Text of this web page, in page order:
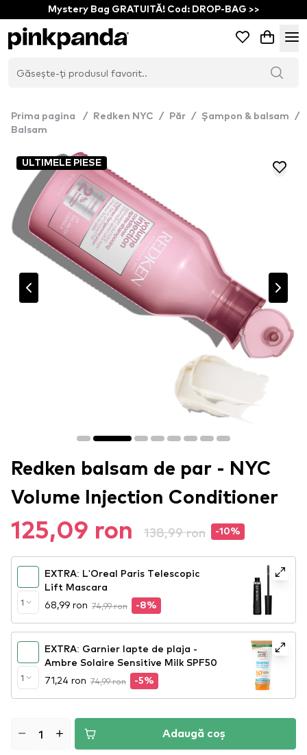
Mystery Bag GRATUITĂ! Cod: DROP-BAG >>
Prima pagina / Redken NYC / Păr / Șampon & balsam
/
Balsam
ULTIMELE PIESE
Redken balsam de par - NYC
Volume Injection Conditioner
125,09 ron 138,99 ron -10%
1
EXTRA: L'Oreal Paris Telescopic
Lift Mascara
68,99 ron 74,99 ron -8%
1
EXTRA: Garnier lapte de plaja -
Ambre Solaire Sensitive Milk SPF50
71,24 ron 74,99 ron -5%
Adaugă coș